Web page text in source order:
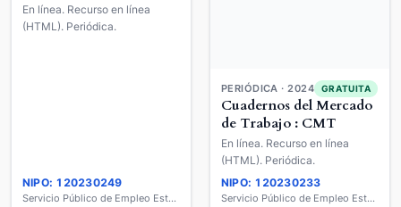
En línea. Recurso en línea
(HTML). Periódica.
NIPO: 120230249
Servicio Público de Empleo Estatal
PERIÓDICA · 2024 GRATUITA
Cuadernos del Mercado
de Trabajo : CMT
En línea. Recurso en línea
(HTML). Periódica.
NIPO: 120230233
Servicio Público de Empleo Estatal